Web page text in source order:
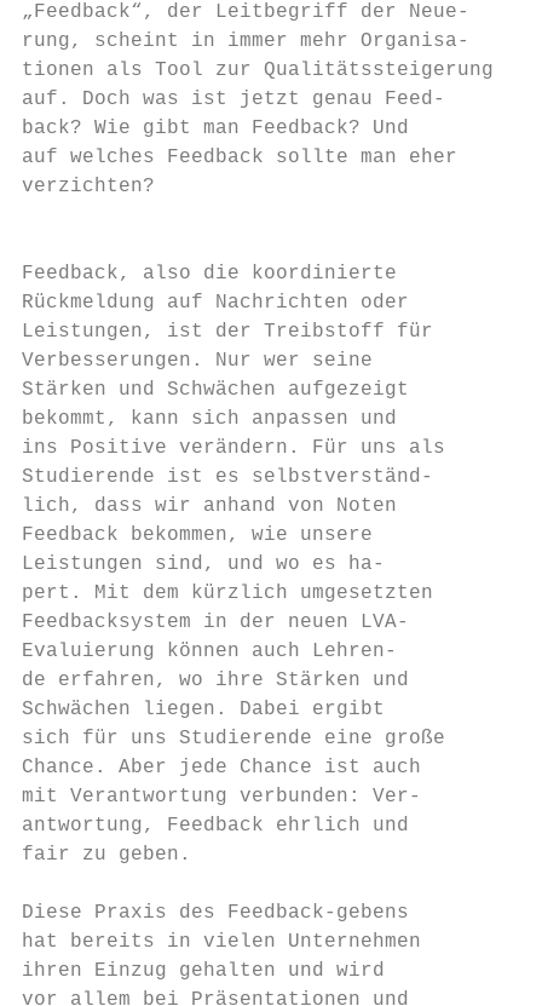
„Feedback“, der Leitbegriff der Neue-
rung, scheint in immer mehr Organisa-
tionen als Tool zur Qualitätssteigerung
auf. Doch was ist jetzt genau Feed-
back? Wie gibt man Feedback? Und
auf welches Feedback sollte man eher
verzichten?                               ten
Feedback, also die koordinierte
Rückmeldung auf Nachrichten oder
Leistungen, ist der Treibstoff für
Verbesserungen. Nur wer seine
Stärken und Schwächen aufgezeigt
bekommt, kann sich anpassen und
ins Positive verändern. Für uns als
Studierende ist es selbstverständ-
lich, dass wir anhand von Noten
Feedback bekommen, wie unsere
Leistungen sind, und wo es ha-
pert. Mit dem kürzlich umgesetzten
Feedbacksystem in der neuen LVA-
Evaluierung können auch Lehren-
de erfahren, wo ihre Stärken und
Schwächen liegen. Dabei ergibt
sich für uns Studierende eine große
Chance. Aber jede Chance ist auch
mit Verantwortung verbunden: Ver-
antwortung, Feedback ehrlich und
fair zu geben.
Diese Praxis des Feedback-gebens
hat bereits in vielen Unternehmen
ihren Einzug gehalten und wird
vor allem bei Präsentationen und